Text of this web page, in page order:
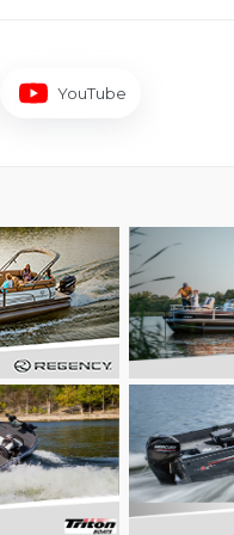
YouTube